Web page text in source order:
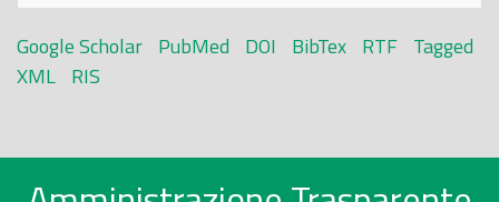
Google Scholar PubMed DOI BibTex RTF Tagged
XML RIS